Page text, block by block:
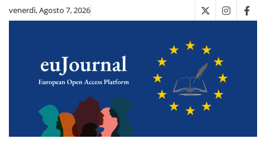
Skipvenerdì, Agosto 7, 2026 X